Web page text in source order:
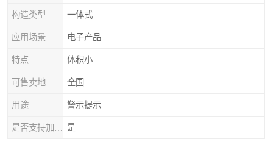
构造类型 一体式
应用场景 电子产品
特点 体积小
可售卖地 全国
用途 警示提示
是